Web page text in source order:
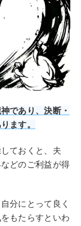
であり、決断・
ます。
ておくと、夫
どのご利益が得
分にとって良く
もたらすといわ